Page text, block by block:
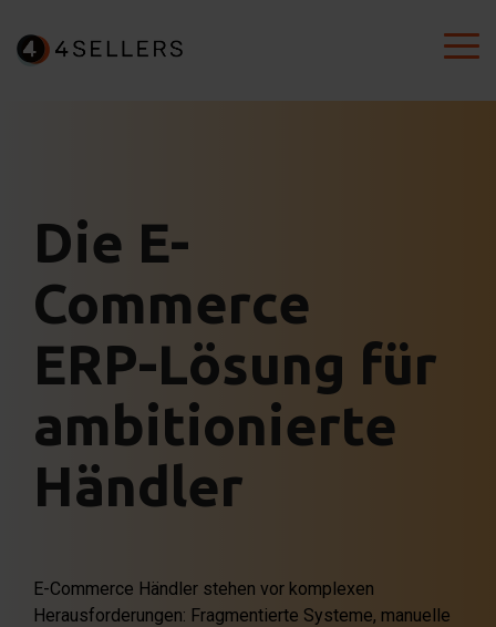
to
the
Die E-
Commerce
ERP-Lösung für
ambitionierte
Händler
E-Commerce Händler stehen vor komplexen
Herausforderungen: Fragmentierte Systeme, manuelle